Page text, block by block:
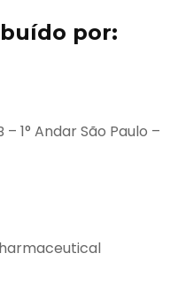
por:
– 1° Andar São Paulo –